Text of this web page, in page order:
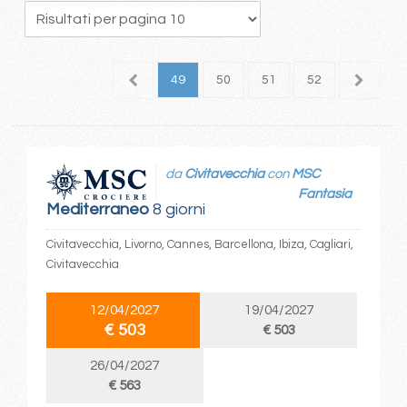
48 49 50 51 52 53
Mediterraneo8 giorni
da Civitavecchiacon MSC
Fantasia
Civitavecchia, Livorno, Cannes, Barcellona, Ibiza, Cagliari,
Civitavecchia
12/04/2027
€ 503
19/04/2027
€ 503
26/04/2027
€ 563